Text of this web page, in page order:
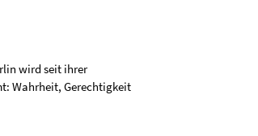
wird seit ihrer
Wahrheit, Gerechtigkeit